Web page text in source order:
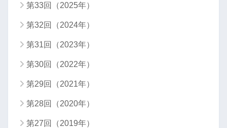
第33回（2025年）
第32回（2024年）
第31回（2023年）
第30回（2022年）
第29回（2021年）
第28回（2020年）
第27回（2019年）